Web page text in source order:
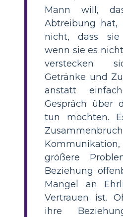
Mann will,
Abtreibung hat,
nicht, dass
wenn sie es
verstecken
Getränke und
anstatt
Gespräch über
tun möchten.
größere
Beziehung
Mangel an
Vertrauen ist.
ihre